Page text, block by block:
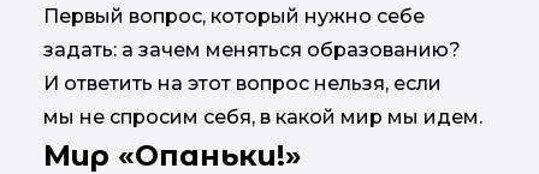
Первый вопрос, который нужно себе
задать: а зачем меняться образованию?
И ответить на этот вопрос нельзя, если
мы не спросим себя, в какой мир мы идем.
Мир «Опаньки!»